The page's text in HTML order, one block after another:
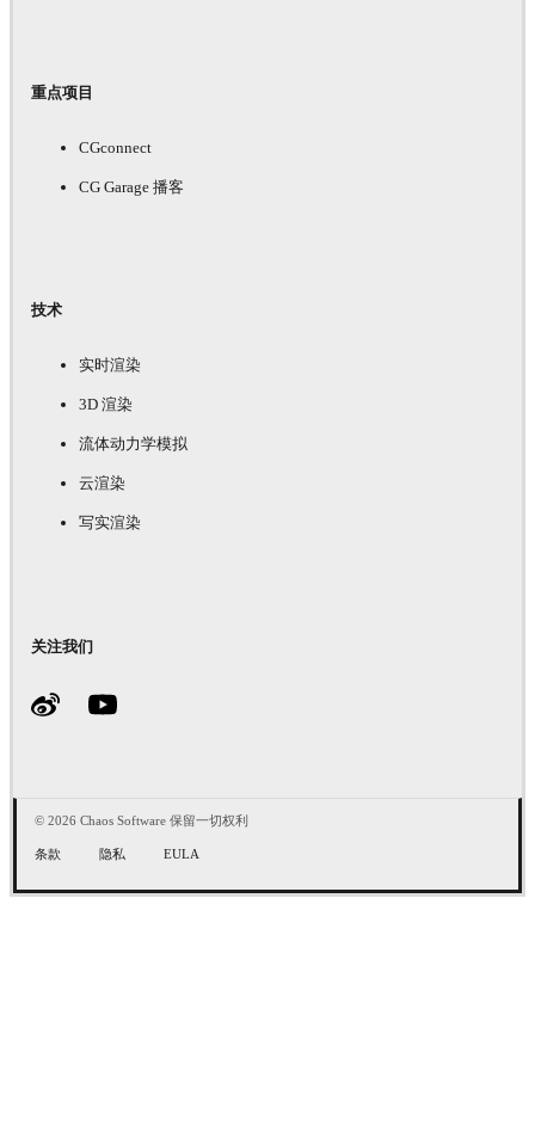
重点项目
CGconnect
CG Garage 播客
技术
实时渲染
3D 渲染
流体动力学模拟
云渲染
写实渲染
关注我们
© 2026 Chaos Software 保留一切权利
条款 隐私 EULA